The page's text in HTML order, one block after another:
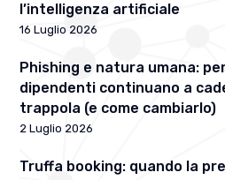
l’intelligenza artificiale
16 Luglio 2026
Phishing e natura umana:
dipendenti continuano a
trappola (e come cambiarlo)
2 Luglio 2026
Truffa booking: quando la